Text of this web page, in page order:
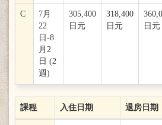
C
7月
22
日-8
月2
日 (2
週)
305,400
日元
318,400
日元
日元
課程 入住日期 退房日期